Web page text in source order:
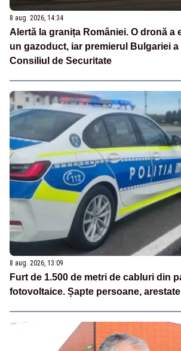
8 aug. 2026, 14:34
Alertă la granița României. O dronă a
un gazoduct, iar premierul Bulgariei
Consiliul de Securitate
8 aug. 2026, 13:09
Furt de 1.500 de metri de cabluri din
fotovoltaice. Șapte persoane, arestate